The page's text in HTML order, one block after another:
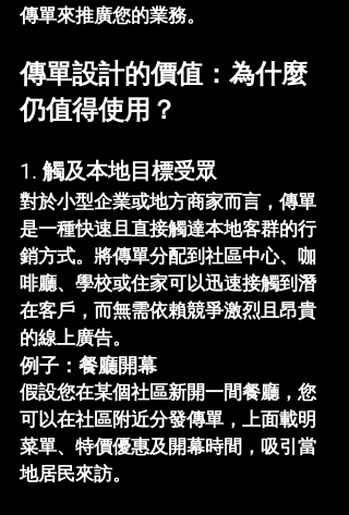
傳單來推廣您的業務。
傳單設計的價值：為什麼
仍值得使用？
1. 觸及本地目標受眾
對於小型企業或地方商家而言，傳單
是一種快速且直接觸達本地客群的行
銷方式。將傳單分配到社區中心、咖
啡廳、學校或住家可以迅速接觸到潛
在客戶，而無需依賴競爭激烈且昂貴
的線上廣告。
例子：餐廳開幕
假設您在某個社區新開一間餐廳，您
可以在社區附近分發傳單，上面載明
菜單、特價優惠及開幕時間，吸引當
地居民來訪。